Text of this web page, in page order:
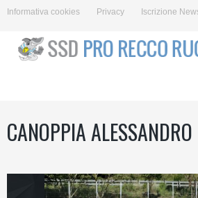
Informativa cookies Privacy Iscrizione
CANOPPIA ALESSANDRO